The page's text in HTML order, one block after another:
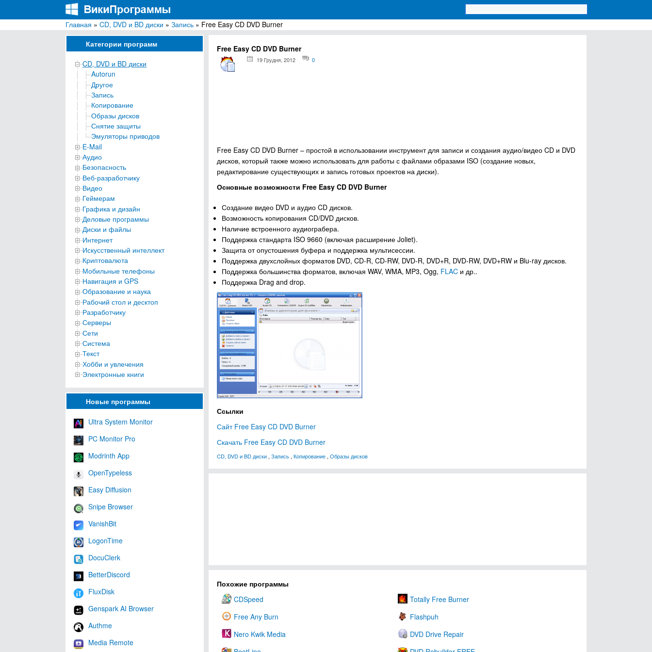
ВикиПрограммы
Энциклопедия бесплатных компьютерных программ для Windows
Главная » CD, DVD и BD диски » Запись » Free Easy CD DVD Burner
Категории программ
CD, DVD и BD диски
Autorun
Другое
Запись
Копирование
Образы дисков
Снятие защиты
Эмуляторы приводов
E-Mail
Аудио
Безопасность
Веб-разработчику
Видео
Геймерам
Графика и дизайн
Деловые программы
Диски и файлы
Интернет
Искусственный интеллект
Криптовалюта
Мобильные телефоны
Навигация и GPS
Образование и наука
Рабочий стол и десктоп
Разработчику
Серверы
Сети
Система
Текст
Хобби и увлечения
Электронные книги
Новые программы
Ultra System Monitor
PC Monitor Pro
Modrinth App
OpenTypeless
Easy Diffusion
Snipe Browser
VanishBit
LogonTime
DocuClerk
BetterDiscord
FluxDisk
Genspark AI Browser
Authme
Media Remote
Free Easy CD DVD Burner
19 Грудня, 2012 0
Free Easy CD DVD Burner – простой в использовании инструмент для записи и создания аудио/видео CD и DVD
дисков, который также можно использовать для работы с файлами образами ISO (создание новых,
редактирование существующих и запись готовых проектов на диски).
Основные возможности Free Easy CD DVD Burner
Создание видео DVD и аудио CD дисков.
Возможность копирования CD/DVD дисков.
Наличие встроенного аудиограбера.
Поддержка стандарта ISO 9660 (включая расширение Joliet).
Защита от опустошения буфера и поддержка мультисессии.
Поддержка двухслойных форматов DVD, CD-R, CD-RW, DVD-R, DVD+R, DVD-RW, DVD+RW и Blu-ray дисков.
Поддержка большинства форматов, включая WAV, WMA, MP3, Ogg, FLAC и др..
Поддержка Drag and drop.
Ссылки
Сайт Free Easy CD DVD Burner
Скачать Free Easy CD DVD Burner
CD, DVD и BD диски , Запись , Копирование , Образы дисков
Похожие программы
CDSpeed
Totally Free Burner
Free Any Burn
Flashpuh
Nero Kwik Media
DVD Drive Repair